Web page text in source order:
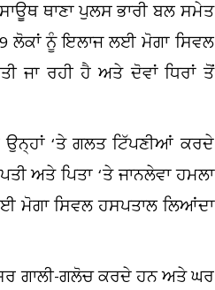
ਥਾਣਾ ਪੁਲਸ ਭਾਰੀ ਬਲ ਸਮੇਤ
ਲੋਕਾਂ ਨੂੰ ਇਲਾਜ ਲਈ ਮੋਗਾ ਸਿਵਲ
ਜਾ ਰਹੀ ਹੈ ਅਤੇ ਦੋਵਾਂ ਧਿਰਾਂ ਤੋਂ
‘ਤੇ ਗਲਤ ਟਿੱਪਣੀਆਂ ਕਰਦੇ
ਅਤੇ ਪਿਤਾ ‘ਤੇ ਜਾਨਲੇਵਾ ਹਮਲਾ
ਮੋਗਾ ਸਿਵਲ ਹਸਪਤਾਲ ਲਿਆਂਦਾ
ਗਾਲੀ-ਗਲੋਚ ਕਰਦੇ ਹਨ ਅਤੇ ਘਰ
DC ਨੇ ਜਾਰੀ ਕੀਤੇ